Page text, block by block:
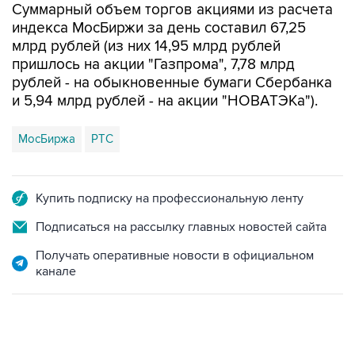
Суммарный объем торгов акциями из расчета
индекса МосБиржи за день составил 67,25
млрд рублей (из них 14,95 млрд рублей
пришлось на акции "Газпрома", 7,78 млрд
рублей - на обыкновенные бумаги Сбербанка
и 5,94 млрд рублей - на акции "НОВАТЭКа").
МосБиржа РТС
Купить подписку на профессиональную ленту
Подписаться на рассылку главных новостей сайта
Получать оперативные новости в официальном
канале